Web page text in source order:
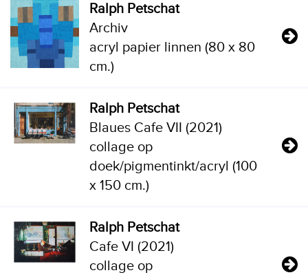
Ralph Petschat
Archiv
acryl papier linnen (80 x 80
cm.)
Ralph Petschat
Blaues Cafe VII (2021)
collage op
doek/pigmentinkt/acryl (100
x 150 cm.)
Ralph Petschat
Cafe VI (2021)
collage op